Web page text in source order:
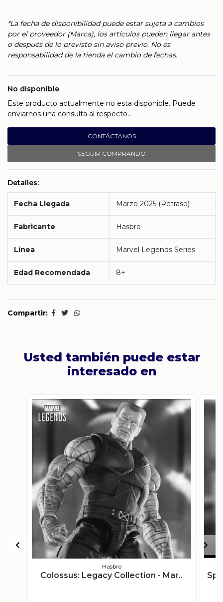
*La fecha de disponibilidad puede estar sujeta a cambios
por el proveedor (Marca), los artículos pueden llegar antes
o después de lo previsto sin aviso previo. No es
responsabilidad de la tienda el cambio de fechas.
No disponible
Este producto actualmente no esta disponible. Puede
enviarnos una consulta al respecto..
CONTÁCTANOS
SEGUIR COMPRANDO
Detalles:
Fecha Llegada Marzo 2025 (Retraso)
Fabricante Hasbro
Línea Marvel Legends Series
Edad Recomendada 8+
Compartir:
Usted también puede estar
interesado en
Hasbro
Colossus: Legacy Collection - Mar..